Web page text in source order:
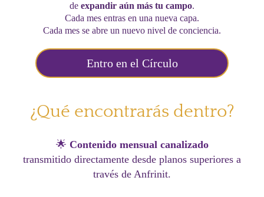
de expandir aún más tu campo.
Cada mes entras en una nueva capa.
Cada mes se abre un nuevo nivel de conciencia.
Entro en el Círculo
¿Qué encontrarás dentro?
🌟 Contenido mensual canalizado
transmitido directamente desde planos superiores a
través de Anfrinit.